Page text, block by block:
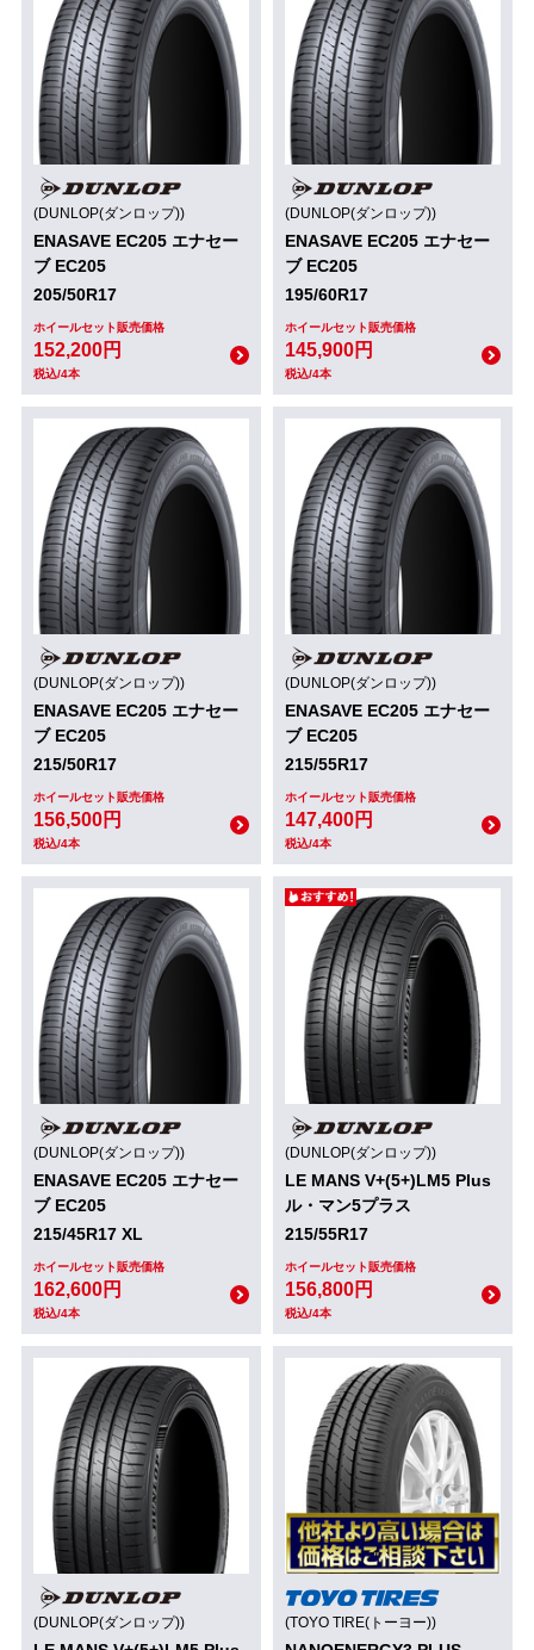
(DUNLOP(ダンロップ))
ENASAVE EC205 エナセー
ブ EC205
205/50R17
ホイールセット販売価格
152,200円
税込/4本
(DUNLOP(ダンロップ))
ENASAVE EC205 エナセー
ブ EC205
195/60R17
ホイールセット販売価格
145,900円
税込/4本
(DUNLOP(ダンロップ))
ENASAVE EC205 エナセー
ブ EC205
215/50R17
ホイールセット販売価格
156,500円
税込/4本
(DUNLOP(ダンロップ))
ENASAVE EC205 エナセー
ブ EC205
215/55R17
ホイールセット販売価格
147,400円
税込/4本
(DUNLOP(ダンロップ))
ENASAVE EC205 エナセー
ブ EC205
215/45R17 XL
ホイールセット販売価格
162,600円
税込/4本
(DUNLOP(ダンロップ))
LE MANS V+(5+)LM5 Plus
ル・マン5プラス
215/55R17
ホイールセット販売価格
156,800円
税込/4本
(DUNLOP(ダンロップ)) (TOYO TIRE(トーヨー))